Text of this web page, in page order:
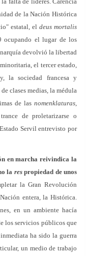
de la Nación Histórica
estatal, el deus mortalis
ocupando el lugar de los
devolvió la libertad
el tercer estado,
la sociedad francesa y
clases medias, la médula
de las nomenklaturas,
de proletarizarse o
Servil entrevisto por
en marcha reivindica la
la res propiedad de unos
la Gran Revolución
entera, la Histórica.
en un ambiente hacía
los servicios públicos que
ha sido la guerra
un medio de trabajo